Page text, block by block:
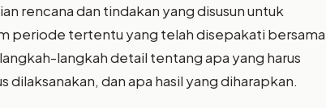
rencana dan tindakan yang disusun untuk
periode tertentu yang telah disepakati bersama
langkah detail tentang apa yang harus
dan apa hasil yang diharapkan.